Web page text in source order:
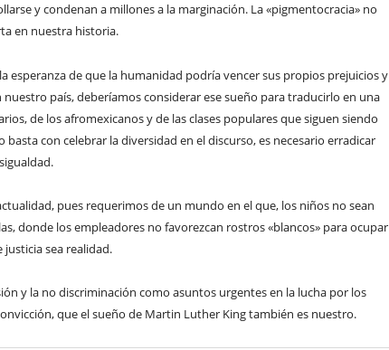
y condenan a millones a la marginación. La «pigmentocracia» no
en nuestra historia.
esperanza de que la humanidad podría vencer sus propios prejuicios y
país, deberíamos considerar ese sueño para traducirlo en una
de los afromexicanos y de las clases populares que siguen siendo
con celebrar la diversidad en el discurso, es necesario erradicar
pues requerimos de un mundo en el que, los niños no sean
donde los empleadores no favorezcan rostros «blancos» para ocupar
sea realidad.
y la no discriminación como asuntos urgentes en la lucha por los
que el sueño de Martin Luther King también es nuestro.